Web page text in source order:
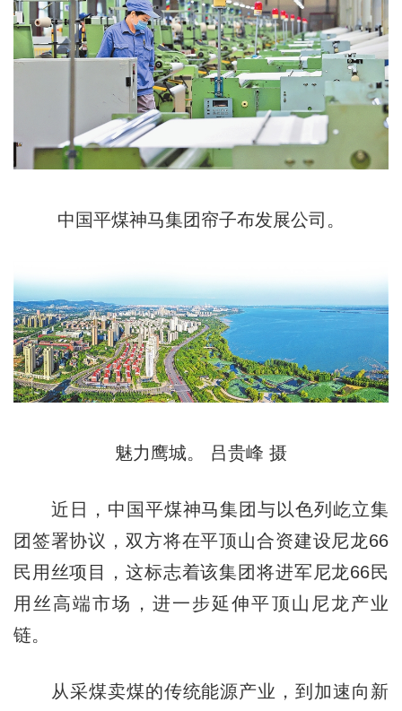
中国平煤神马集团帘子布发展公司。
魅力鹰城。 吕贵峰 摄
近日，中国平煤神马集团与以色列屹立集
团签署协议，双方将在平顶山合资建设尼龙66
民用丝项目，这标志着该集团将进军尼龙66民
用丝高端市场，进一步延伸平顶山尼龙产业
链。
从采煤卖煤的传统能源产业，到加速向新